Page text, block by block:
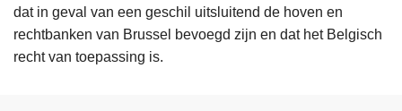
dat in geval van een geschil uitsluitend de hoven en
rechtbanken van Brussel bevoegd zijn en dat het Belgisch
recht van toepassing is.